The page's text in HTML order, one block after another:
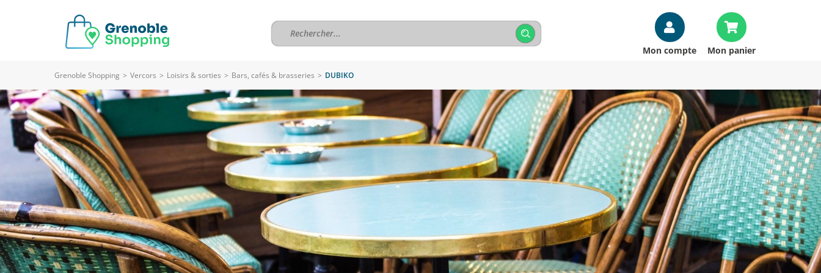
Mon compte Mon panier
Grenoble Shopping > Vercors > Loisirs & sorties > Bars, cafés & brasseries > DUBIKO